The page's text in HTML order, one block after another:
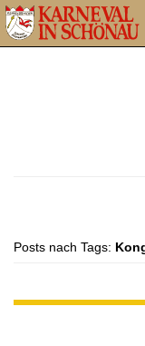
Posts nach Tags: